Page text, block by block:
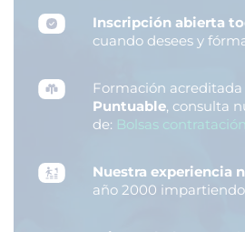
Inscripción abierta
cuando desees y
Formación acreditada
Puntuable, consulta
de: Bolsas contratación
Nuestra experiencia
año 2000